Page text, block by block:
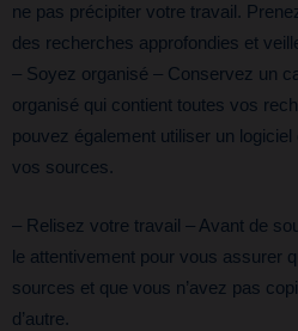
ne pas précipiter votre travail.
des recherches approfondies et
– Soyez organisé – Conservez un
organisé qui contient toutes vos
pouvez également utiliser un
vos sources.
– Relisez votre travail – Avant de
le attentivement pour vous assurer
sources et que vous n’avez pas
d’autre.